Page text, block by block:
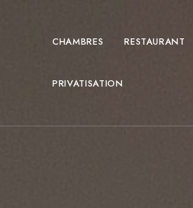
CHAMBRES RESTAURANT
PRIVATISATION